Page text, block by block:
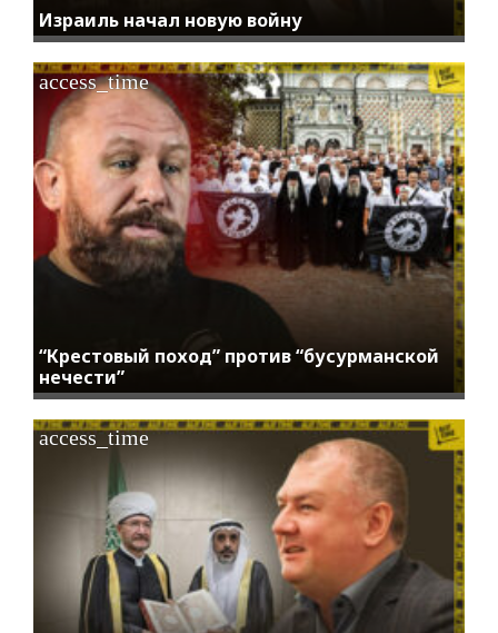
Израиль начал новую войну
“Крестовый поход” против “бусурманской
нечести”
access_time
access_time